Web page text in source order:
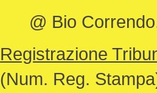
@ Bio
Registrazione
(Num. Reg.